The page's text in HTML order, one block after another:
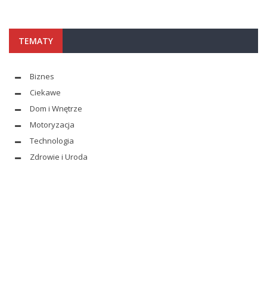
TEMATY
Biznes
Ciekawe
Dom i Wnętrze
Motoryzacja
Technologia
Zdrowie i Uroda